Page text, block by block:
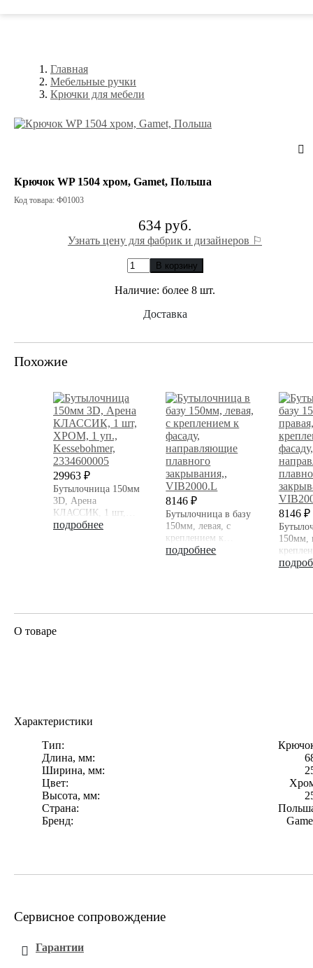
Главная
Мебельные ручки
Крючки для мебели
Крючок WP 1504 хром, Gamet, Польша
Код товара: Ф01003
634 руб.
Узнать цену для фабрик и дизайнеров ⚐
В корзину
Наличие: более 8 шт.
Доставка
Похожие
29963 ₽
Бутылочница 150мм
3D, Арена
КЛАССИК, 1 шт,
ХРОМ, 1 уп.,
подробнее
8146 ₽
Бутылочница в базу
150мм, левая, с
креплением к
фасаду,
подробнее
8146 ₽
150мм,
фасаду,
О товаре
Характеристики
Тип:
Длина, мм:
Ширина, мм:
Цвет:
Высота, мм:
Страна:
Бренд:
Сервисное сопровождение
Гарантии